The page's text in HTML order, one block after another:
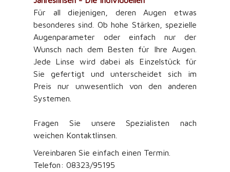
Für all diejenigen, deren Augen etwas
besonderes sind. Ob hohe Stärken, spezielle
Augenparameter oder einfach nur der
Wunsch nach dem Besten für Ihre Augen.
Jede Linse wird dabei als Einzelstück für
Sie gefertigt und unterscheidet sich im
Preis nur unwesentlich von den anderen
Systemen.
Fragen Sie unsere Spezialisten nach
weichen Kontaktlinsen.
Vereinbaren Sie einfach einen Termin.
Telefon: 08323/95195